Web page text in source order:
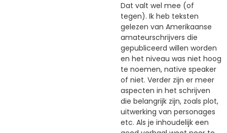
Dat valt wel mee (of
tegen). Ik heb teksten
gelezen van Amerikaanse
amateurschrijvers die
gepubliceerd willen worden
en het niveau was niet hoog
te noemen, native speaker
of niet. Verder zijn er meer
aspecten in het schrijven
die belangrijk zijn, zoals plot,
uitwerking van personages
etc. Als je inhoudelijk een